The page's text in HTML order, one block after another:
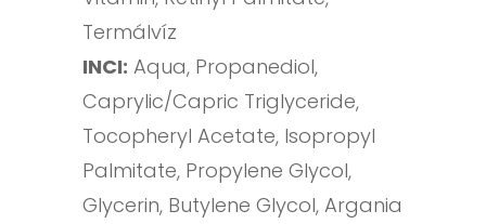
Termálvíz
INCI: Aqua, Propanediol,
Caprylic/Capric Triglyceride,
Tocopheryl Acetate, Isopropyl
Palmitate, Propylene Glycol,
Glycerin, Butylene Glycol, Argania